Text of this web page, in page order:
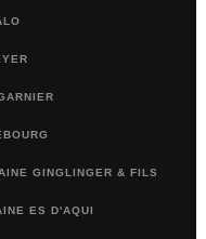
GINGLINGER & FILS
ES D'AQUI